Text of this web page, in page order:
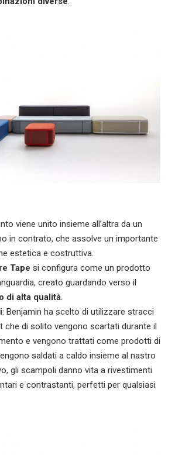
viene unito insieme all’altra da un
in contrato, che assolve un importante
estetica e costruttiva.
Tape si configura come un prodotto
creato guardando verso il
di alta qualità.
: Benjamin ha scelto di utilizzare stracci
che di solito vengono scartati durante il
e vengono trattati come prodotti di
saldati a caldo insieme al nastro
gli scampoli danno vita a rivestimenti
e contrastanti, perfetti per qualsiasi